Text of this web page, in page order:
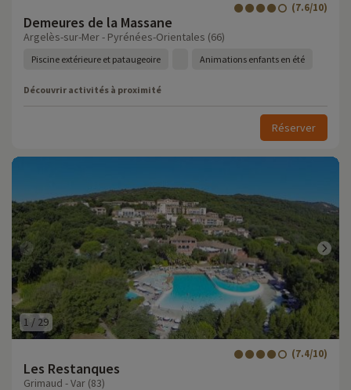
Demeures de la Massane
(7.6/10)
Argelès-sur-Mer - Pyrénées-Orientales (66)
Piscine extérieure et pataugeoire Animations enfants en été
Découvrir activités à proximité
Réserver
1 / 29
Les Restanques
(7.4/10)
Grimaud - Var (83)